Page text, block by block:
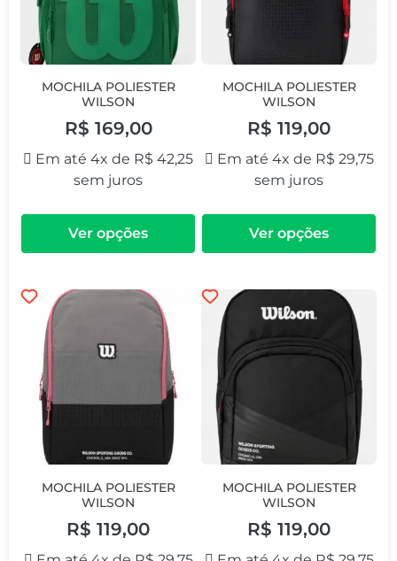
MOCHILA POLIESTER
WILSON
R$ 169,00
Em até 4x de R$ 42,25
sem juros
Ver opções
MOCHILA POLIESTER
WILSON
R$ 119,00
Em até 4x de R$ 29,75
sem juros
Ver opções
MOCHILA POLIESTER
WILSON
R$ 119,00
MOCHILA POLIESTER
WILSON
R$ 119,00